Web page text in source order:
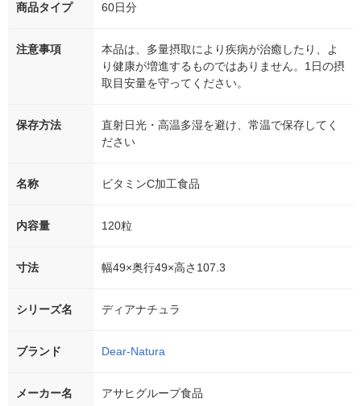
商品タイプ 60日分
注意事項
本品は、多量摂取により疾病が治癒したり、よ
り健康が増進するものではありません。1日の摂
取目安量を守ってください。
保存方法
直射日光・高温多湿を避け、常温で保存してく
ださい
名称 ビタミンC加工食品
内容量 120粒
寸法 幅49×奥行49×高さ107.3
シリーズ名 ディアナチュラ
ブランド Dear-Natura
メーカー名 アサヒグループ食品